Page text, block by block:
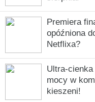
Premiera
opóźniona
Netflixa?
Ultra-cienka
mocy w
kieszeni!